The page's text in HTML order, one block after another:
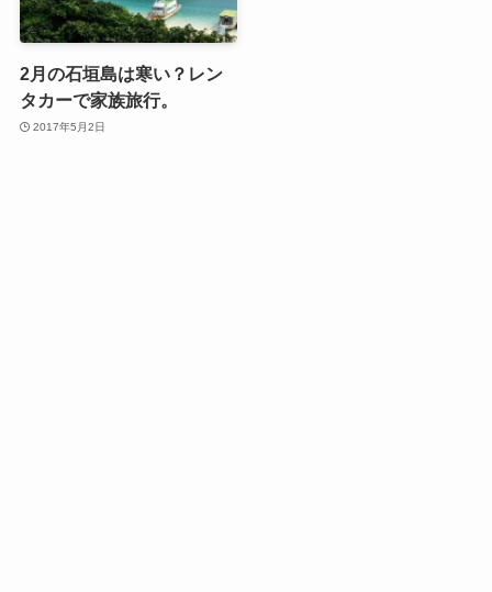
2月の石垣島は寒い？レン
タカーで家族旅行。
2017年5月2日